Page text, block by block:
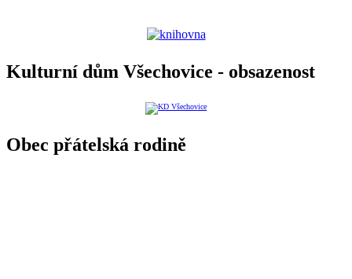
Kulturní dům Všechovice - obsazenost
Obec přátelská rodině